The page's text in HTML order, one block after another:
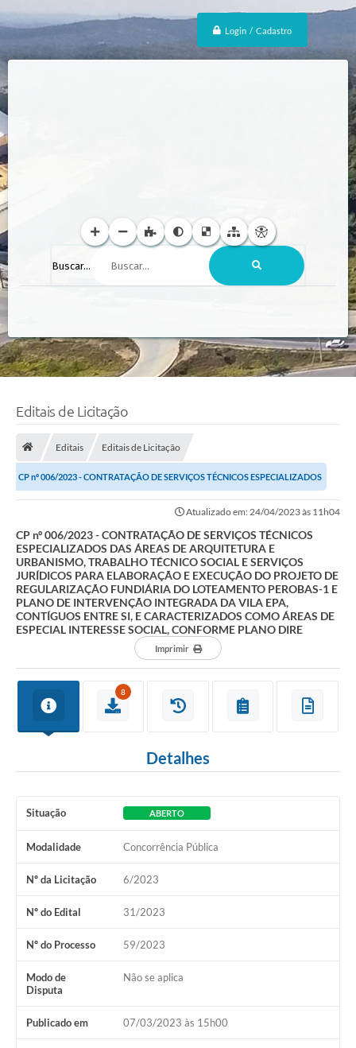
Login / Cadastro
Buscar...
Editais de Licitação
Editais Editais de Licitação
CP nº 006/2023 - CONTRATAÇÃO DE SERVIÇOS TÉCNICOS ESPECIALIZADOS
DAS ÁREAS DE ARQUITETURA E URBANISMO,...
Atualizado em: 24/04/2023 às 11h04
CP nº 006/2023 - CONTRATAÇÃO DE SERVIÇOS TÉCNICOS
ESPECIALIZADOS DAS ÁREAS DE ARQUITETURA E
URBANISMO, TRABALHO TÉCNICO SOCIAL E SERVIÇOS
JURÍDICOS PARA ELABORAÇÃO E EXECUÇÃO DO PROJETO DE
REGULARIZAÇÃO FUNDIÁRIA DO LOTEAMENTO PEROBAS-1 E
PLANO DE INTERVENÇÃO INTEGRADA DA VILA EPA,
CONTÍGUOS ENTRE SI, E CARACTERIZADOS COMO ÁREAS DE
ESPECIAL INTERESSE SOCIAL, CONFORME PLANO DIRE
Imprimir
8
Detalhes
Situação ABERTO
Modalidade Concorrência Pública
Nº da Licitação 6/2023
Nº do Edital 31/2023
Nº do Processo 59/2023
Modo de
Disputa
Não se aplica
Publicado em 07/03/2023 às 15h00